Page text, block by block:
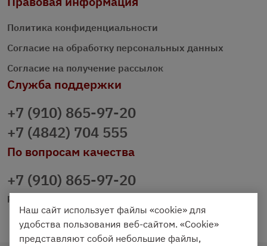
Политика конфиденциальности
Согласие на обработку персональных данных
Согласие на получение рассылок
Служба поддержки
+7 (910) 865-97-20
+7 (4842) 704 555
По вопросам качества
+7 (910) 865-97-20
prazdnichniy40@palmi.ru
Наш сайт использует файлы «cookie» для
удобства пользования веб-сайтом. «Cookie»
представляют собой небольшие файлы,